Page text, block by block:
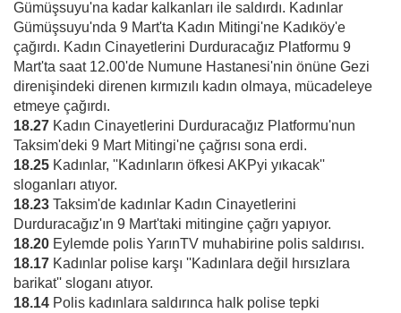
Gümüşsuyu'na kadar kalkanları ile saldırdı. Kadınlar
Gümüşsuyu'nda 9 Mart'ta Kadın Mitingi'ne Kadıköy'e
çağırdı. Kadın Cinayetlerini Durduracağız Platformu 9
Mart'ta saat 12.00'de Numune Hastanesi'nin önüne Gezi
direnişindeki direnen kırmızılı kadın olmaya, mücadeleye
etmeye çağırdı.
18.27 Kadın Cinayetlerini Durduracağız Platformu'nun
Taksim'deki 9 Mart Mitingi'ne çağrısı sona erdi.
18.25 Kadınlar, ''Kadınların öfkesi AKPyi yıkacak''
sloganları atıyor.
18.23 Taksim'de kadınlar Kadın Cinayetlerini
Durduracağız'ın 9 Mart'taki mitingine çağrı yapıyor.
18.20 Eylemde polis YarınTV muhabirine polis saldırısı.
18.17 Kadınlar polise karşı ''Kadınlara değil hırsızlara
barikat'' sloganı atıyor.
18.14 Polis kadınlara saldırınca halk polise tepki